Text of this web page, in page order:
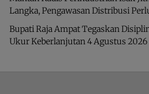
Langka, Pengawasan Distribusi
Bupati Raja Ampat Tegaskan
Ukur Keberlanjutan4 Agustus 2026